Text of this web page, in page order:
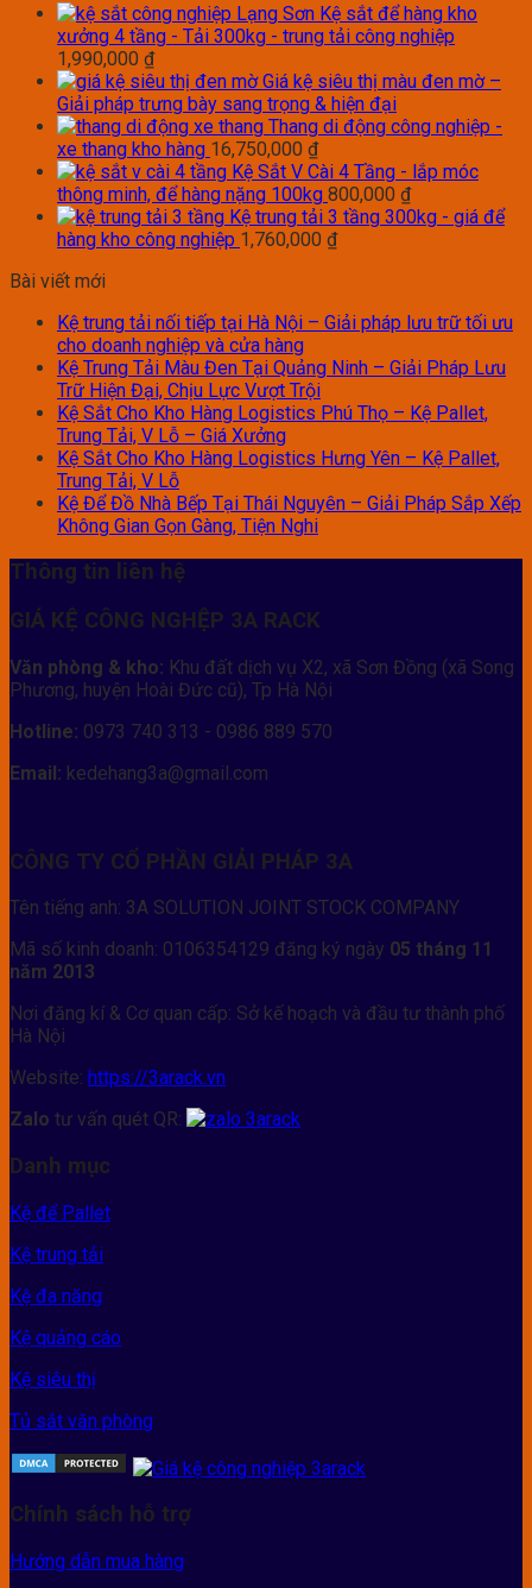
Kệ sắt để hàng kho
xưởng 4 tầng - Tải 300kg - trung tải công nghiệp
1,990,000 ₫
Giá kệ siêu thị màu đen mờ –
Giải pháp trưng bày sang trọng & hiện đại
Thang di động công nghiệp -
xe thang kho hàng 16,750,000 ₫
Kệ Sắt V Cài 4 Tầng - lắp móc
thông minh, để hàng nặng 100kg 800,000 ₫
Kệ trung tải 3 tầng 300kg - giá để
hàng kho công nghiệp 1,760,000 ₫
Bài viết mới
Kệ trung tải nối tiếp tại Hà Nội – Giải pháp lưu trữ tối ưu
cho doanh nghiệp và cửa hàng
Kệ Trung Tải Màu Đen Tại Quảng Ninh – Giải Pháp Lưu
Trữ Hiện Đại, Chịu Lực Vượt Trội
Kệ Sắt Cho Kho Hàng Logistics Phú Thọ – Kệ Pallet,
Trung Tải, V Lỗ – Giá Xưởng
Kệ Sắt Cho Kho Hàng Logistics Hưng Yên – Kệ Pallet,
Trung Tải, V Lỗ
Kệ Để Đồ Nhà Bếp Tại Thái Nguyên – Giải Pháp Sắp Xếp
Không Gian Gọn Gàng, Tiện Nghi
Thông tin liên hệ
GIÁ KỆ CÔNG NGHỆP 3A RACK
Văn phòng & kho: Khu đất dịch vụ X2, xã Sơn Đồng (xã Song
Phương, huyện Hoài Đức cũ), Tp Hà Nội
Hotline: 0973 740 313 - 0986 889 570
Email: kedehang3a@gmail.com
CÔNG TY CỔ PHẦN GIẢI PHÁP 3A
Tên tiếng anh: 3A SOLUTION JOINT STOCK COMPANY
Mã số kinh doanh: 0106354129 đăng ký ngày 05 tháng 11
năm 2013
Nơi đăng kí & Cơ quan cấp: Sở kế hoạch và đầu tư thành phố
Hà Nội
Website: https://3arack.vn
Zalo tư vấn quét QR:
Danh mục
Kệ để Pallet
Kệ trung tải
Kệ đa năng
Kệ quảng cáo
Kệ siêu thị
Tủ sắt văn phòng
Chính sách hỗ trợ
Hướng dẫn mua hàng